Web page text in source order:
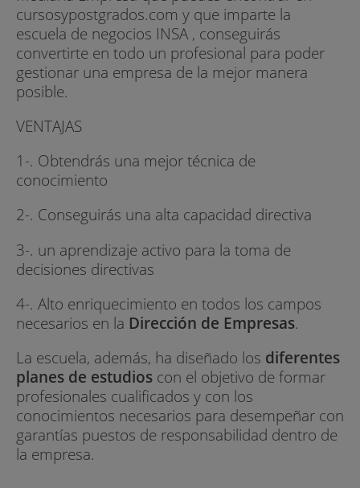
cursosypostgrados.com y que imparte la
escuela de negocios INSA , conseguirás
convertirte en todo un profesional para poder
gestionar una empresa de la mejor manera
posible.
VENTAJAS
1-. Obtendrás una mejor técnica de
conocimiento
2-. Conseguirás una alta capacidad directiva
3-. un aprendizaje activo para la toma de
decisiones directivas
4-. Alto enriquecimiento en todos los campos
necesarios en la Dirección de Empresas.
La escuela, además, ha diseñado los diferentes
planes de estudios con el objetivo de formar
profesionales cualificados y con los
conocimientos necesarios para desempeñar con
garantías puestos de responsabilidad dentro de
la empresa.